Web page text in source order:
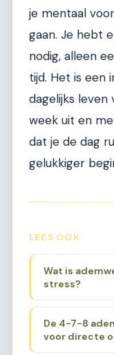
je mentaal
gaan. Je hebt
nodig, alleen
tijd. Het is een
dagelijks
week uit en
dat je de dag
gelukkiger
LEES OOK
Wat is
stress?
De 4-7-8
voor directe